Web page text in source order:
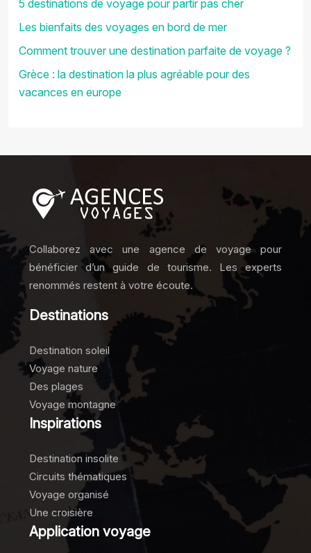
5 destinations de voyage pour partir pas cher
Les bienfaits des voyages en bord de mer
Comment trouver une destination parfaite de voyage ?
Grèce : la destination la plus agréable pour des
vacances en europe
Collaborez avec une agence de voyage pour
bénéficier d’un guide de tourisme. Les experts
renommés restent à votre écoute.
Destinations
Destination soleil
Voyage nature
Des plages
Voyage montagne
Inspirations
Destination insolite
Circuits thématiques
Voyage organisé
Une croisière
Application voyage